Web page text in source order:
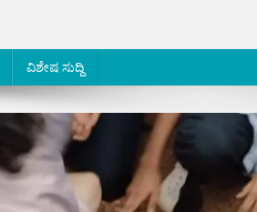
ವಿಶೇಷ ಸುದ್ದಿ